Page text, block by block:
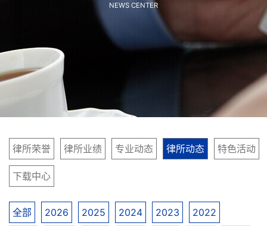
NEWS CENTER
律所荣誉 律所业绩 专业动态 律所动态 特色活动
下载中心
全部 2026 2025 2024 2023 2022